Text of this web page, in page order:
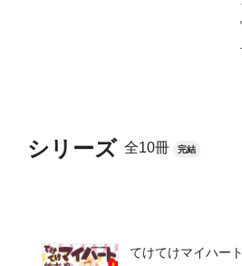
シリーズ 全10冊 完結
てけてけマイハー